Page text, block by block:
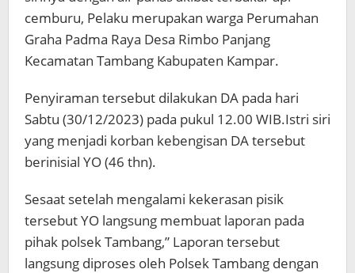
cemburu, Pelaku merupakan warga Perumahan
Graha Padma Raya Desa Rimbo Panjang
Kecamatan Tambang Kabupaten Kampar.
Penyiraman tersebut dilakukan DA pada hari
Sabtu (30/12/2023) pada pukul 12.00 WIB.Istri siri
yang menjadi korban kebengisan DA tersebut
berinisial YO (46 thn).
Sesaat setelah mengalami kekerasan pisik
tersebut YO langsung membuat laporan pada
pihak polsek Tambang,” Laporan tersebut
langsung diproses oleh Polsek Tambang dengan